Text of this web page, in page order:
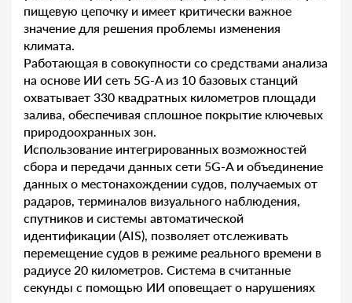
пищевую цепочку и имеет критически важное
значение для решения проблемы изменения
климата.
Работающая в совокупности со средствами анализа
на основе ИИ сеть 5G-A из 10 базовых станций
охватывает 330 квадратных километров площади
залива, обеспечивая сплошное покрытие ключевых
природоохранных зон.
Использование интегрированных возможностей
сбора и передачи данных сети 5G-A и объединение
данных о местонахождении судов, получаемых от
радаров, терминалов визуального наблюдения,
спутников и системы автоматической
идентификации (AIS), позволяет отслеживать
перемещение судов в режиме реального времени в
радиусе 20 километров. Система в считанные
секунды с помощью ИИ оповещает о нарушениях